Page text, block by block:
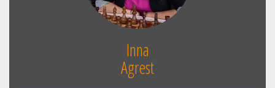
Inna
Agrest